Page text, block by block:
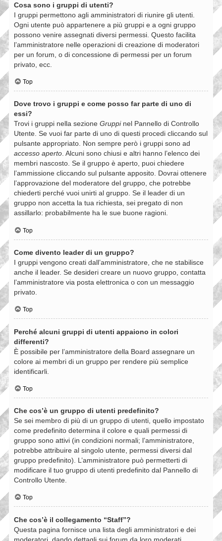
Cosa sono i gruppi di utenti?
I gruppi permettono agli amministratori di riunire gli utenti.
Ogni utente può appartenere a più gruppi e a ogni gruppo
possono venire assegnati diversi permessi. Questo facilita
l’amministratore nelle operazioni di creazione di moderatori
per un forum, o di concessione di permessi per un forum
privato, ecc.
Top
Dove trovo i gruppi e come posso far parte di uno di
essi?
Trovi i gruppi nella sezione Gruppinel Pannello di Controllo
Utente. Se vuoi far parte di uno di questi procedi cliccando sul
pulsante appropriato. Non sempre però i gruppi sono ad
accesso aperto. Alcuni sono chiusi e altri hanno l’elenco dei
membri nascosto. Se il gruppo è aperto, puoi chiedere
l’ammissione cliccando sul pulsante apposito. Dovrai ottenere
l’approvazione del moderatore del gruppo, che potrebbe
chiederti perché vuoi unirti al gruppo. Se il leader di un
gruppo non accetta la tua richiesta, sei pregato di non
assillarlo: probabilmente ha le sue buone ragioni.
Top
Come divento leader di un gruppo?
I gruppi vengono creati dall’amministratore, che ne stabilisce
anche il leader. Se desideri creare un nuovo gruppo, contatta
l’amministratore via posta elettronica o con un messaggio
privato.
Top
Perché alcuni gruppi di utenti appaiono in colori
differenti?
È possibile per l’amministratore della Board assegnare un
colore ai membri di un gruppo per rendere più semplice
identificarli.
Top
Che cos’è un gruppo di utenti predefinito?
Se sei membro di più di un gruppo di utenti, quello impostato
come predefinito determina il colore e quali permessi di
gruppo sono attivi (in condizioni normali; l’amministratore,
potrebbe attribuire al singolo utente, permessi diversi dal
gruppo predefinito). L’amministratore può permetterti di
modificare il tuo gruppo di utenti predefinito dal Pannello di
Controllo Utente.
Top
Che cos’è il collegamento “Staff”?
Questa pagina fornisce una lista degli amministratori e dei
moderatori, dando dettagli sui forum da loro moderati.